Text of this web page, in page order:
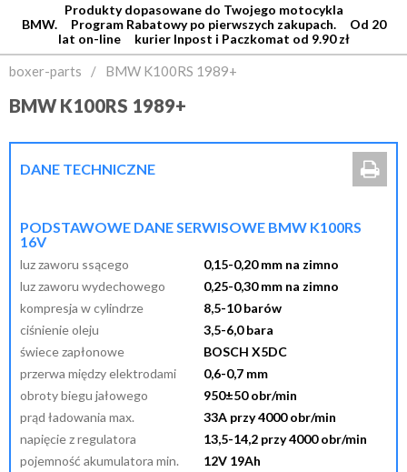
Login:
Produkty dopasowane do Twojego motocykla
BMW. Program Rabatowy po pierwszych zakupach. Od 20
lat on-line kurier Inpost i Paczkomat od 9.90 zł
boxer-parts / BMW K100RS 1989+
BMW K100RS 1989+

DANE TECHNICZNE
PODSTAWOWE DANE SERWISOWE BMW K100RS
16V
luz zaworu ssącego
0,15-0,20 mm na zimno
luz zaworu wydechowego
0,25-0,30 mm na zimno
kompresja w cylindrze
8,5-10 barów
ciśnienie oleju
3,5-6,0 bara
świece zapłonowe
BOSCH X5DC
przerwa między elektrodami
0,6-0,7 mm
obroty biegu jałowego
950±50 obr/min
prąd ładowania max.
33A przy 4000 obr/min
napięcie z regulatora
13,5-14,2 przy 4000 obr/min
pojemność akumulatora min.
12V 19Ah